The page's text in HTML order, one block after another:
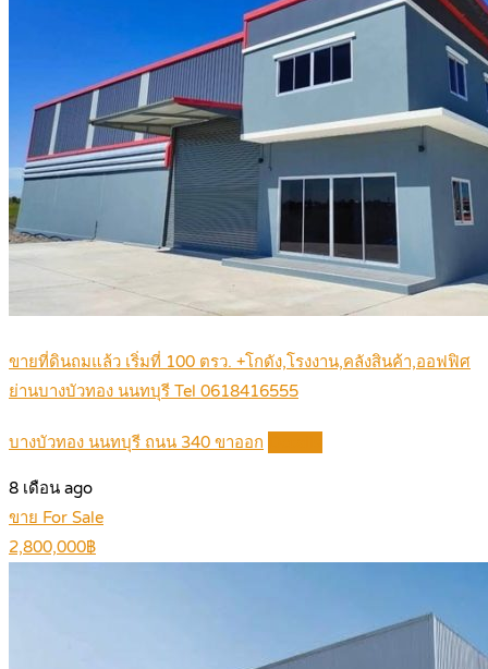
ขายที่ดินถมแล้ว เริ่มที่ 100 ตรว. +โกดัง,โรงงาน,คลังสินค้า,ออฟฟิศ
ย่านบางบัวทอง นนทบุรี Tel 0618416555
บางบัวทอง นนทบุรี ถนน 340 ขาออก
8 เดือน ago
ขาย For Sale
2,800,000฿